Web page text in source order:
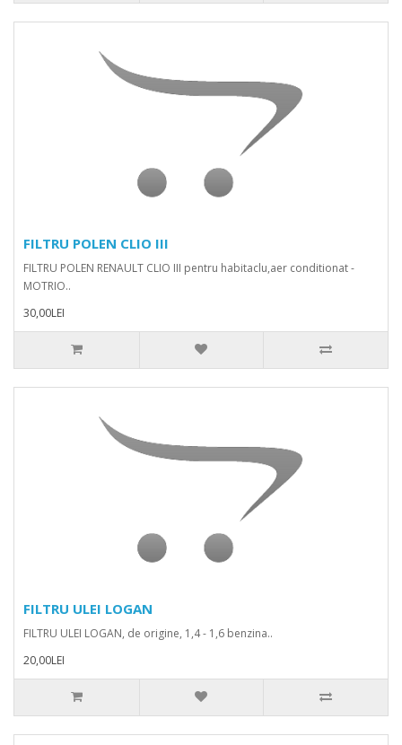
FILTRU POLEN CLIO III
FILTRU POLEN RENAULT CLIO III pentru habitaclu,aer conditionat -
MOTRIO..
30,00LEI
FILTRU ULEI LOGAN
FILTRU ULEI LOGAN, de origine, 1,4 - 1,6 benzina..
20,00LEI